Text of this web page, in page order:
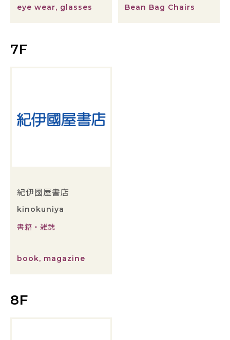
eye wear, glasses Bean Bag Chairs
7F
紀伊國屋書店
kinokuniya
書籍・雑誌
book, magazine
8F